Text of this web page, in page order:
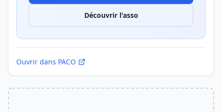
Découvrir l'asso
Ouvrir dans PACO